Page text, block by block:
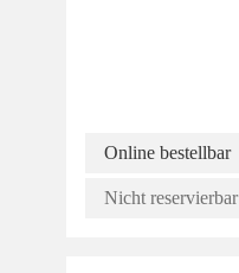
Online bestellbar
Nicht reservierbar